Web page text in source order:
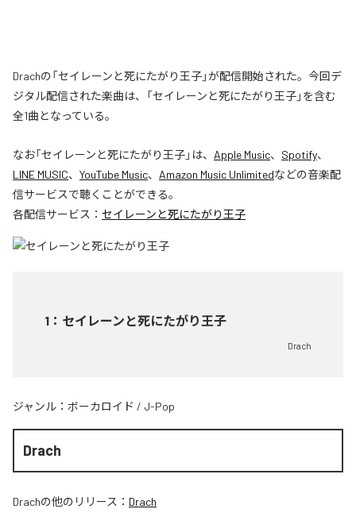
Drachの「セイレーンと死にたがり王子」が配信開始された。今回デ
ジタル配信された楽曲は、「セイレーンと死にたがり王子」を含む
全1曲となっている。
なお「セイレーンと死にたがり王子」は、 Apple Music、 Spotify、
LINE MUSIC、 YouTube Music、 Amazon Music Unlimitedなどの音楽配
信サービスで聴くことができる。
各配信サービス： セイレーンと死にたがり王子
1 ： セイレーンと死にたがり王子
Drach
ジャンル： ボーカロイド / J-Pop
Drach
Drachの他のリリース： Drach